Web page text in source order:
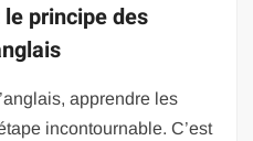
principe des
apprendre les
incontournable. C’est